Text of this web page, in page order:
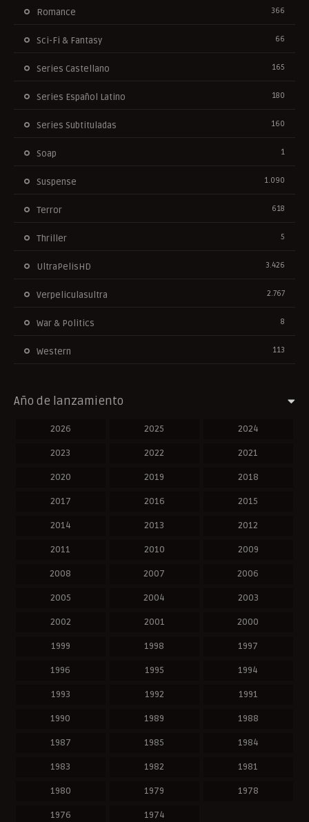
Romance 366
Sci-Fi & Fantasy 66
Series Castellano 165
Series Español Latino 180
Series Subtituladas 160
Soap 1
Suspense 1.090
Terror 618
Thriller 5
UltraPelisHD 3.426
Verpeliculasultra 2.767
War & Politics 8
Western 113
Año de lanzamiento
2026 2025 2024
2023 2022 2021
2020 2019 2018
2017 2016 2015
2014 2013 2012
2011 2010 2009
2008 2007 2006
2005 2004 2003
2002 2001 2000
1999 1998 1997
1996 1995 1994
1993 1992 1991
1990 1989 1988
1987 1985 1984
1983 1982 1981
1980 1979 1978
1976 1974